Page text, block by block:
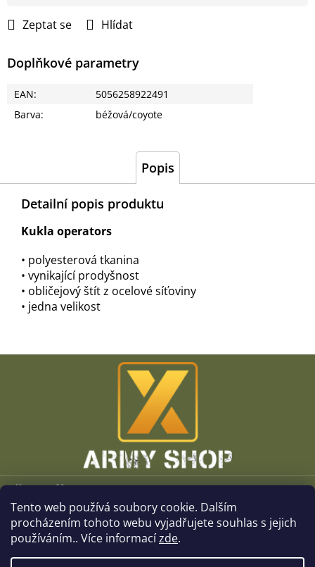
Tento web používá soubory cookie. Dalším
procházením tohoto webu vyjadřujete souhlas s jejich
používáním.. Více informacízde.
Zeptat se Hlídat
Doplňkové parametry
EAN:
5056258922491
Barva: béžová/coyote
Popis
Detailní popis produktu
Kukla operators
• polyesterová tkanina
• vynikající prodyšnost
• obličejový štít z ocelové síťoviny
• jedna velikost
Z
Vše o nákupu
O společnosti
Kamenné prodejny